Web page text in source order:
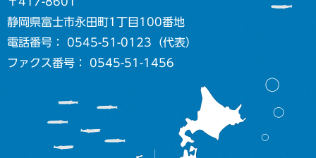
静岡県富士市永田町1丁目100番地
電話番号： 0545-51-0123（代表）
ファクス番号： 0545-51-1456